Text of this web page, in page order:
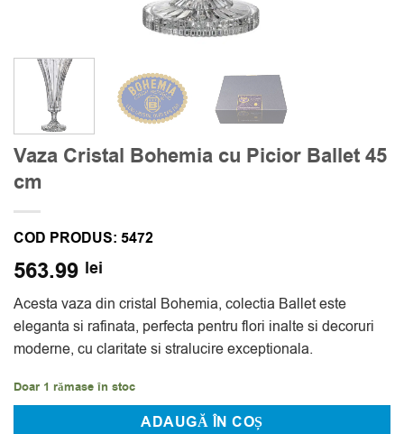
Vaza Cristal Bohemia cu Picior Ballet 45
cm
COD PRODUS: 5472
563.99 lei
Acesta vaza din cristal Bohemia, colectia Ballet este
eleganta si rafinata, perfecta pentru flori inalte si decoruri
moderne, cu claritate si stralucire exceptionala.
Doar 1 rămase în stoc
ADAUGĂ ÎN COȘ